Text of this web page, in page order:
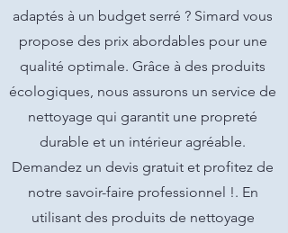
adaptés à un budget serré ? Simard vous
propose des prix abordables pour une
qualité optimale. Grâce à des produits
écologiques, nous assurons un service de
nettoyage qui garantit une propreté
durable et un intérieur agréable.
Demandez un devis gratuit et profitez de
notre savoir-faire professionnel !. En
utilisant des produits de nettoyage